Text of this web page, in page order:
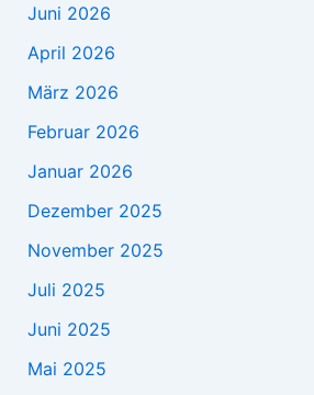
Juni 2026
April 2026
März 2026
Februar 2026
Januar 2026
Dezember 2025
November 2025
Juli 2025
Juni 2025
Mai 2025